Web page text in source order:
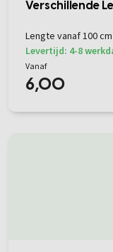
Verschillende
Lengte vanaf 100 cm
Levertijd: 4-8
Vanaf
6,00